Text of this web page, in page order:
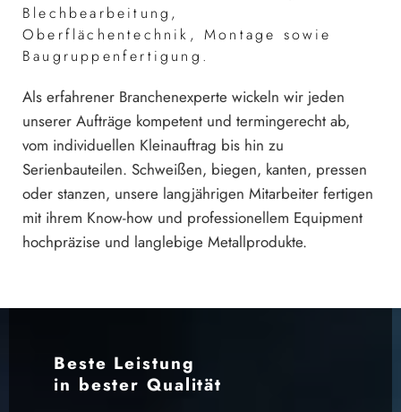
Blechbearbeitung,
Oberflächentechnik, Montage sowie
Baugruppenfertigung.
Als erfahrener Branchenexperte wickeln wir jeden
unserer Aufträge kompetent und termingerecht ab,
vom individuellen Kleinauftrag bis hin zu
Serienbauteilen. Schweißen, biegen, kanten, pressen
oder stanzen, unsere langjährigen Mitarbeiter fertigen
mit ihrem Know-how und professionellem Equipment
hochpräzise und langlebige Metallprodukte.
Beste Leistung
in bester Qualität